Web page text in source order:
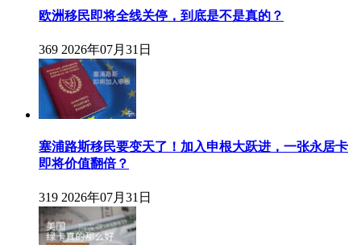
欧洲移民即将全线关停，到底是不是真的？
369 2026年07月31日
塞浦路斯移民要变天了！加入申根大跃进，一张永居卡
即将价值翻倍？
319 2026年07月31日